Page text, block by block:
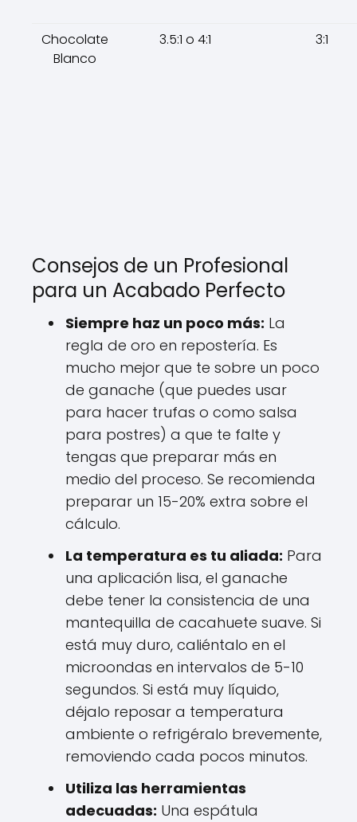
Chocolate
Blanco
3.5:1 o 4:1 3:1
Consejos de un Profesional
para un Acabado Perfecto
Siempre haz un poco más: La
regla de oro en repostería. Es
mucho mejor que te sobre un poco
de ganache (que puedes usar
para hacer trufas o como salsa
para postres) a que te falte y
tengas que preparar más en
medio del proceso. Se recomienda
preparar un 15-20% extra sobre el
cálculo.
La temperatura es tu aliada: Para
una aplicación lisa, el ganache
debe tener la consistencia de una
mantequilla de cacahuete suave. Si
está muy duro, caliéntalo en el
microondas en intervalos de 5-10
segundos. Si está muy líquido,
déjalo reposar a temperatura
ambiente o refrigéralo brevemente,
removiendo cada pocos minutos.
Utiliza las herramientas
adecuadas: Una espátula